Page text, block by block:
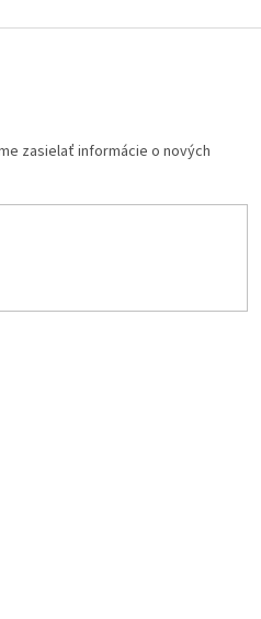
zasielať informácie o nových